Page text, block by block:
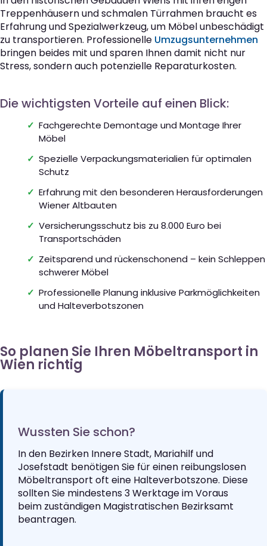
Treppenhäusern und schmalen Türrahmen braucht es
Erfahrung und Spezialwerkzeug, um Möbel unbeschädigt
zu transportieren. Professionelle Umzugsunternehmen
bringen beides mit und sparen Ihnen damit nicht nur
Stress, sondern auch potenzielle Reparaturkosten.
Die wichtigsten Vorteile auf einen Blick:
Fachgerechte Demontage und Montage Ihrer
Möbel
Spezielle Verpackungsmaterialien für optimalen
Schutz
Erfahrung mit den besonderen Herausforderungen
Wiener Altbauten
Versicherungsschutz bis zu 8.000 Euro bei
Transportschäden
Zeitsparend und rückenschonend – kein Schleppen
schwerer Möbel
Professionelle Planung inklusive Parkmöglichkeiten
und Halteverbotszonen
So planen Sie Ihren Möbeltransport in
Wien richtig
Wussten Sie schon?
In den Bezirken Innere Stadt, Mariahilf und
Josefstadt benötigen Sie für einen reibungslosen
Möbeltransport oft eine Halteverbotszone. Diese
sollten Sie mindestens 3 Werktage im Voraus
beim zuständigen Magistratischen Bezirksamt
beantragen.